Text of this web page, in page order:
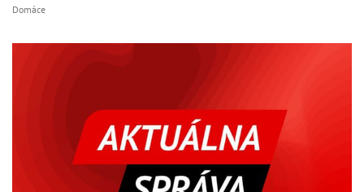
Domáce